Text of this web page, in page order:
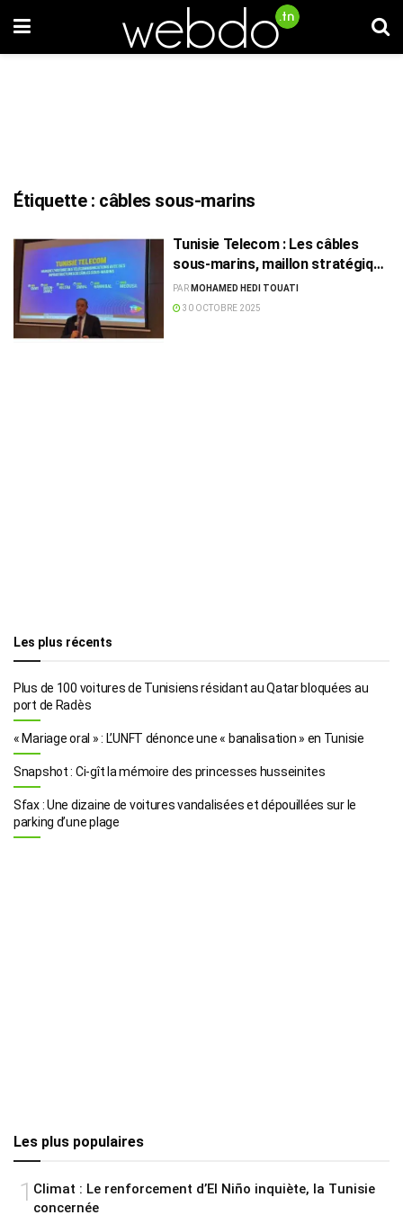
Étiquette : câbles sous-marins
Tunisie Telecom : Les câbles
sous-marins, maillon stratégique
de la souveraineté numérique
tunisienne
PAR MOHAMED HEDI TOUATI
30 OCTOBRE 2025
Les plus récents
Plus de 100 voitures de Tunisiens résidant au Qatar bloquées au
port de Radès
« Mariage oral » : L’UNFT dénonce une « banalisation » en Tunisie
Snapshot : Ci-gît la mémoire des princesses husseinites
Sfax : Une dizaine de voitures vandalisées et dépouillées sur le
parking d’une plage
Les plus populaires
1 Climat : Le renforcement d’El Niño inquiète, la Tunisie
concernée